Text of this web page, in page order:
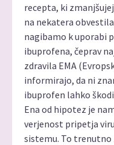
recepta, ki
na nekatera
nagibamo k uporabi
ibuprofena, čeprav
zdravila EMA
informirajo, da ni
ibuprofen lahko
Ena od hipotez je
verjenost pripetja
sistemu. To trenutno